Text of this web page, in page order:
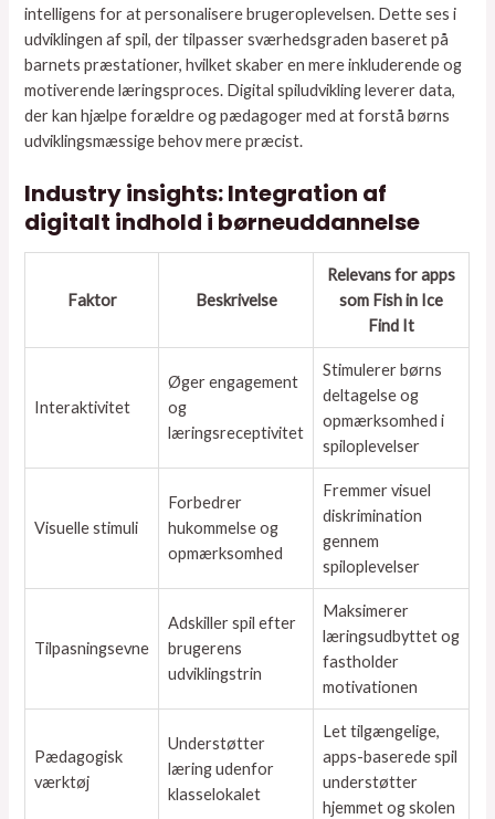
intelligens for at personalisere brugeroplevelsen. Dette ses i
udviklingen af spil, der tilpasser sværhedsgraden baseret på
barnets præstationer, hvilket skaber en mere inkluderende og
motiverende læringsproces. Digital spiludvikling leverer data,
der kan hjælpe forældre og pædagoger med at forstå børns
udviklingsmæssige behov mere præcist.
Industry insights: Integration af
digitalt indhold i børneuddannelse
Faktor Beskrivelse
Relevans for apps
som Fish in Ice
Find It
Interaktivitet
Øger engagement
og
læringsreceptivitet
Stimulerer børns
deltagelse og
opmærksomhed i
spiloplevelser
Visuelle stimuli
Forbedrer
hukommelse og
opmærksomhed
Fremmer visuel
diskrimination
gennem
spiloplevelser
Tilpasningsevne
Adskiller spil efter
brugerens
udviklingstrin
Maksimerer
læringsudbyttet og
fastholder
motivationen
Pædagogisk
værktøj
Understøtter
læring udenfor
klasselokalet
Let tilgængelige,
apps-baserede spil
understøtter
hjemmet og skolen